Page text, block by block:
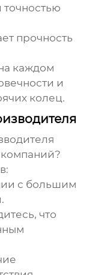
точностью
прочность
каждом
и
колец.
с большим
что